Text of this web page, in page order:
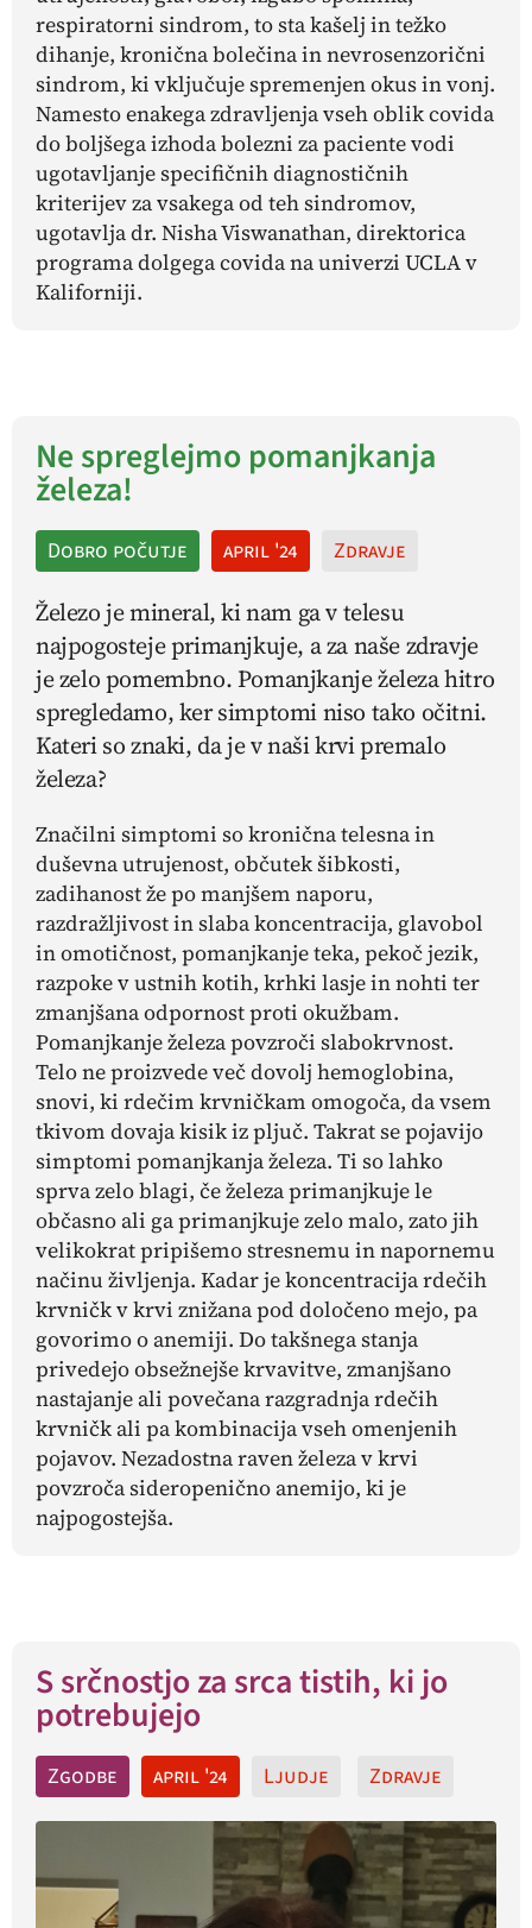
respiratorni sindrom, to sta kašelj in težko
dihanje, kronična bolečina in nevrosenzorični
sindrom, ki vključuje spremenjen okus in vonj.
Namesto enakega zdravljenja vseh oblik covida
do boljšega izhoda bolezni za paciente vodi
ugotavljanje specifičnih diagnostičnih
kriterijev za vsakega od teh sindromov,
ugotavlja dr. Nisha Viswanathan, direktorica
programa dolgega covida na univerzi UCLA v
Kaliforniji.
Ne spreglejmo pomanjkanja
železa!
Dobro počutje april '24 Zdravje
Železo je mineral, ki nam ga v telesu
najpogosteje primanjkuje, a za naše zdravje
je zelo pomembno. Pomanjkanje železa hitro
spregledamo, ker simptomi niso tako očitni.
Kateri so znaki, da je v naši krvi premalo
železa?
Značilni simptomi so kronična telesna in
duševna utrujenost, občutek šibkosti,
zadihanost že po manjšem naporu,
razdražljivost in slaba koncentracija, glavobol
in omotičnost, pomanjkanje teka, pekoč jezik,
razpoke v ustnih kotih, krhki lasje in nohti ter
zmanjšana odpornost proti okužbam.
Pomanjkanje železa povzroči slabokrvnost.
Telo ne proizvede več dovolj hemoglobina,
snovi, ki rdečim krvničkam omogoča, da vsem
tkivom dovaja kisik iz pljuč. Takrat se pojavijo
simptomi pomanjkanja železa. Ti so lahko
sprva zelo blagi, če železa primanjkuje le
občasno ali ga primanjkuje zelo malo, zato jih
velikokrat pripišemo stresnemu in napornemu
načinu življenja. Kadar je koncentracija rdečih
krvničk v krvi znižana pod določeno mejo, pa
govorimo o anemiji. Do takšnega stanja
privedejo obsežnejše krvavitve, zmanjšano
nastajanje ali povečana razgradnja rdečih
krvničk ali pa kombinacija vseh omenjenih
pojavov. Nezadostna raven železa v krvi
povzroča sideropenično anemijo, ki je
najpogostejša.
S srčnostjo za srca tistih, ki jo
potrebujejo
Zgodbe april '24 Ljudje Zdravje